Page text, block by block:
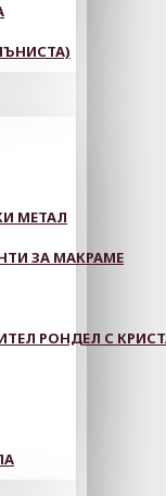
МЕТАЛ
ЗА МАКРАМЕ
РОНДЕЛ С